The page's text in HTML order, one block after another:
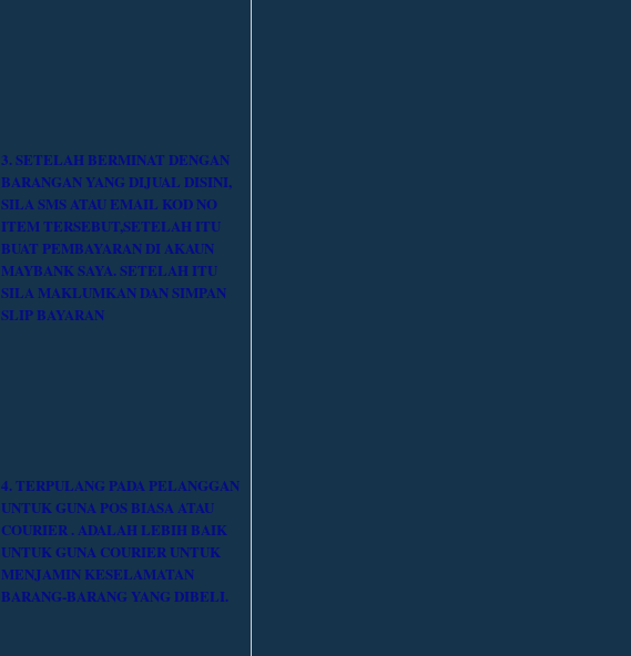
3. SETELAH BERMINAT DENGAN
BARANGAN YANG DIJUAL DISINI,
SILA SMS ATAU EMAIL KOD NO
ITEM TERSEBUT,SETELAH ITU
BUAT PEMBAYARAN DI AKAUN
MAYBANK SAYA. SETELAH ITU
SILA MAKLUMKAN DAN SIMPAN
SLIP BAYARAN
4. TERPULANG PADA PELANGGAN
UNTUK GUNA POS BIASA ATAU
COURIER . ADALAH LEBIH BAIK
UNTUK GUNA COURIER UNTUK
MENJAMIN KESELAMATAN
BARANG-BARANG YANG DIBELI.